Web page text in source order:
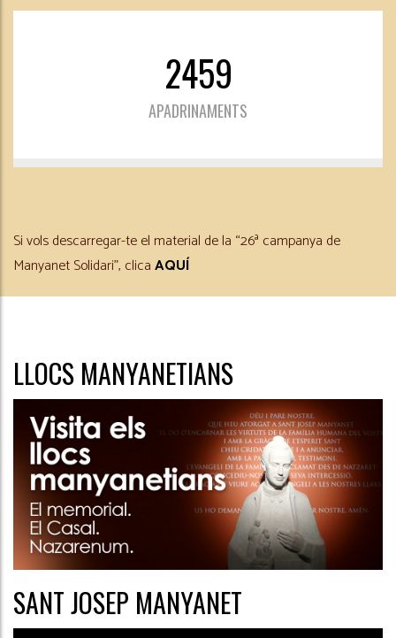
2459
APADRINAMENTS
Si vols descarregar-te el material de la “26ª campanya de
Manyanet Solidari”, clicaAQUÍ
LLOCS MANYANETIANS
SANT JOSEP MANYANET